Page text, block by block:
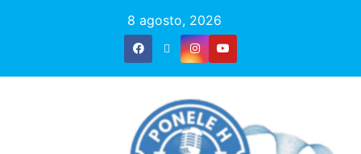
8 agosto, 2026